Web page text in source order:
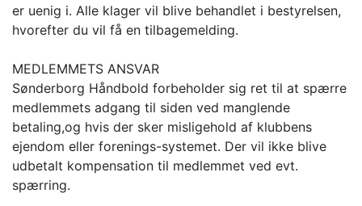
er uenig i. Alle klager vil blive behandlet i bestyrelsen,
hvorefter du vil få en tilbagemelding.
MEDLEMMETS ANSVAR
Sønderborg Håndbold forbeholder sig ret til at spærre
medlemmets adgang til siden ved manglende
betaling,og hvis der sker misligehold af klubbens
ejendom eller forenings-systemet. Der vil ikke blive
udbetalt kompensation til medlemmet ved evt.
spærring.